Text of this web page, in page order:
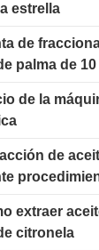
estrella
de
palma de 10
de la
de
extraer
citronela